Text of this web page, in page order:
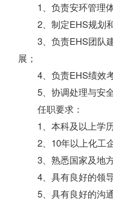
1、负责安环管理体
2、制定EHS规划和
3、负责EHS团队建
展；
4、负责EHS绩效考
5、协调处理与安全
任职要求：
1、本科及以上学历
2、10年以上化工企
3、熟悉国家及地方
4、具有良好的领导
5、具有良好的沟通